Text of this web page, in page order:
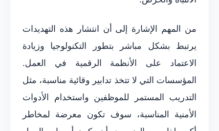
من المهم الإشارة إلى أن انتشار هذه التهديدات
يرتبط بشكل مباشر بتطور التكنولوجيا وزيادة
الاعتماد على الأنظمة الرقمية في العمل.
المؤسسات التي لا تتخذ تدابير وقائية مناسبة، مثل
التدريب المستمر للموظفين واستخدام الأدوات
الأمنية المناسبة، سوف تكون معرضة لمخاطر